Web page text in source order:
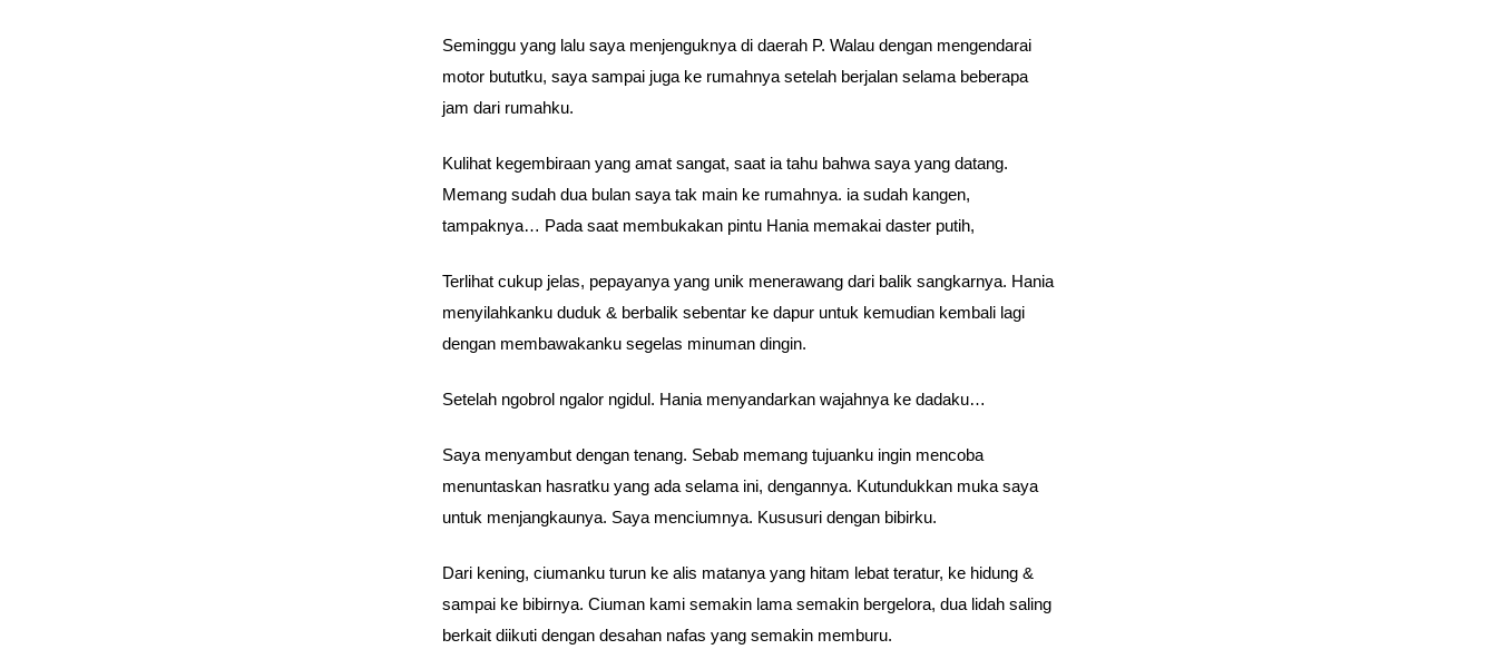
Seminggu yang lalu saya menjenguknya di daerah P. Walau dengan mengendarai
motor bututku, saya sampai juga ke rumahnya setelah berjalan selama beberapa
jam dari rumahku.
Kulihat kegembiraan yang amat sangat, saat ia tahu bahwa saya yang datang.
Memang sudah dua bulan saya tak main ke rumahnya. ia sudah kangen,
tampaknya… Pada saat membukakan pintu Hania memakai daster putih,
Terlihat cukup jelas, pepayanya yang unik menerawang dari balik sangkarnya. Hania
menyilahkanku duduk & berbalik sebentar ke dapur untuk kemudian kembali lagi
dengan membawakanku segelas minuman dingin.
Setelah ngobrol ngalor ngidul. Hania menyandarkan wajahnya ke dadaku…
Saya menyambut dengan tenang. Sebab memang tujuanku ingin mencoba
menuntaskan hasratku yang ada selama ini, dengannya. Kutundukkan muka saya
untuk menjangkaunya. Saya menciumnya. Kususuri dengan bibirku.
Dari kening, ciumanku turun ke alis matanya yang hitam lebat teratur, ke hidung &
sampai ke bibirnya. Ciuman kami semakin lama semakin bergelora, dua lidah saling
berkait diikuti dengan desahan nafas yang semakin memburu.